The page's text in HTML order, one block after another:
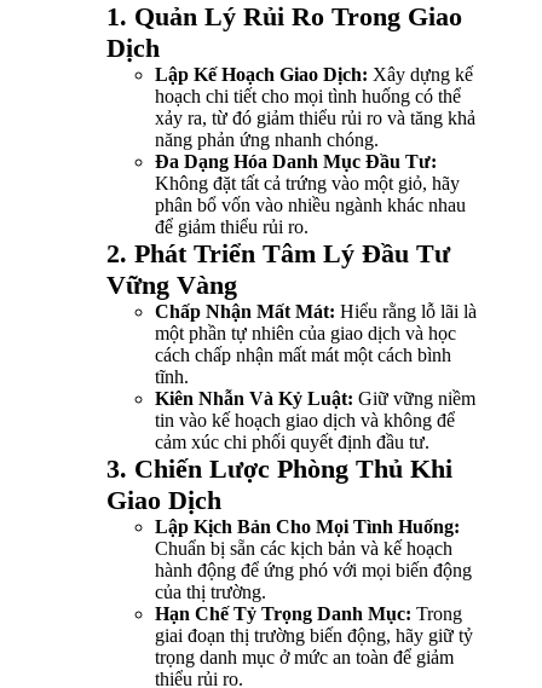
1. Quản Lý Rủi Ro Trong Giao
Dịch
Lập Kế Hoạch Giao Dịch: Xây dựng kế
hoạch chi tiết cho mọi tình huống có thể
xảy ra, từ đó giảm thiểu rủi ro và tăng khả
năng phản ứng nhanh chóng.
Đa Dạng Hóa Danh Mục Đầu Tư:
Không đặt tất cả trứng vào một giỏ, hãy
phân bổ vốn vào nhiều ngành khác nhau
để giảm thiểu rủi ro.
2. Phát Triển Tâm Lý Đầu Tư
Vững Vàng
Chấp Nhận Mất Mát: Hiểu rằng lỗ lãi là
một phần tự nhiên của giao dịch và học
cách chấp nhận mất mát một cách bình
tĩnh.
Kiên Nhẫn Và Kỷ Luật: Giữ vững niềm
tin vào kế hoạch giao dịch và không để
cảm xúc chi phối quyết định đầu tư.
3. Chiến Lược Phòng Thủ Khi
Giao Dịch
Lập Kịch Bản Cho Mọi Tình Huống:
Chuẩn bị sẵn các kịch bản và kế hoạch
hành động để ứng phó với mọi biến động
của thị trường.
Hạn Chế Tỷ Trọng Danh Mục: Trong
giai đoạn thị trường biến động, hãy giữ tỷ
trọng danh mục ở mức an toàn để giảm
thiểu rủi ro.